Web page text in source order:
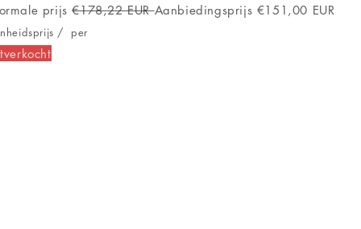
prijs €178,22 EURAanbiedingsprijs €151,00 EUR
/ per